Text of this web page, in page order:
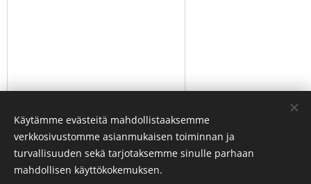
Lähetä
Käytämme evästeitä mahdollistaaksemme
verkkosivustomme asianmukaisen toiminnan ja
turvallisuuden sekä tarjotaksemme sinulle parhaan
mahdollisen käyttökokemuksen.